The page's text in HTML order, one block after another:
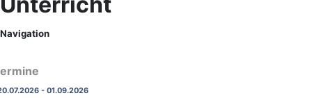
Navigation
- 01.09.2026